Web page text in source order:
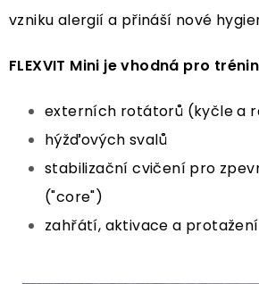
vzniku alergií a přináší nové
FLEXVIT Mini je vhodná pro
externích rotátorů (kyčle a
hýžďových svalů
stabilizační cvičení pro
("core")
zahřátí, aktivace a protažení